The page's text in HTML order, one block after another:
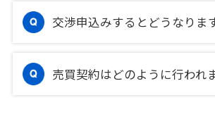
交渉申込みするとどうなりま
売買契約はどのように行われ